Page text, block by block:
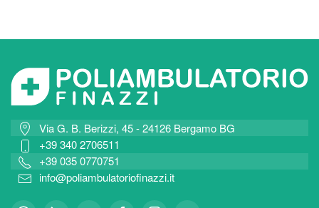
Via G. B. Berizzi, 45 - 24126 Bergamo BG
+39 340 2706511
+39 035 0770751
info@poliambulatoriofinazzi.it